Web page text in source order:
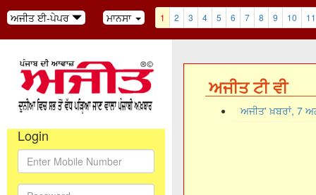
ਅਜੀਤ ਈ-ਪੇਪਰ ਮਾਨਸਾ 1 2 3 4 5 6 7 8 9 10 11
Login
ਅਜੀਤ ਟੀ ਵੀ
ਅਜੀਤ' ਖ਼ਬਰਾਂ, 7